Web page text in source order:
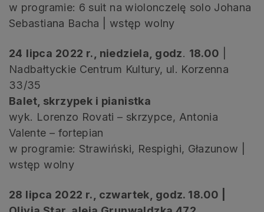
w programie: 6 suit na wiolonczelę solo Johana
Sebastiana Bacha | wstęp wolny
24 lipca 2022 r., niedziela, godz. 18.00
Nadbałtyckie Centrum Kultury, ul. Korzenna
33/35
Balet, skrzypek i pianistka
wyk. Lorenzo Rovati – skrzypce, Antonia
Valente – fortepian
w programie: Strawiński, Respighi, Głazunow |
wstęp wolny
28 lipca 2022 r., czwartek, godz. 18.00 |